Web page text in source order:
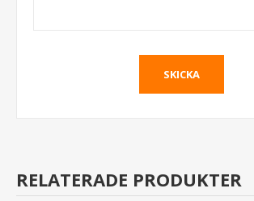
RELATERADE PRODUKTER